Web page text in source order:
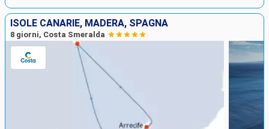
ISOLE CANARIE, MADERA, SPAGNA
8 giorni, Costa Smeralda